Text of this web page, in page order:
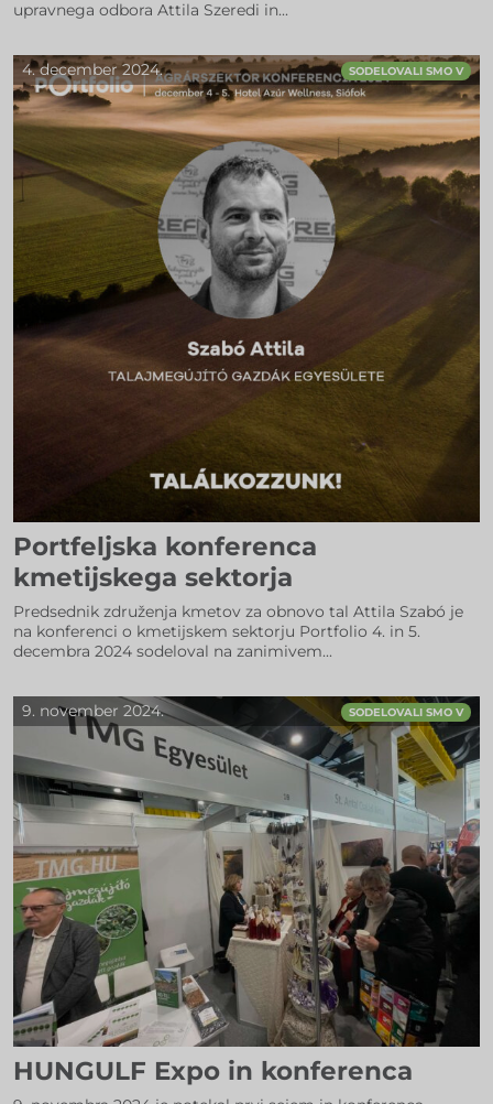
upravnega odbora Attila Szeredi in...
4. december 2024. SODELOVALI SMO V
Portfeljska konferenca
kmetijskega sektorja
Predsednik združenja kmetov za obnovo tal Attila Szabó je
na konferenci o kmetijskem sektorju Portfolio 4. in 5.
decembra 2024 sodeloval na zanimivem...
9. november 2024. SODELOVALI SMO V
HUNGULF Expo in konferenca